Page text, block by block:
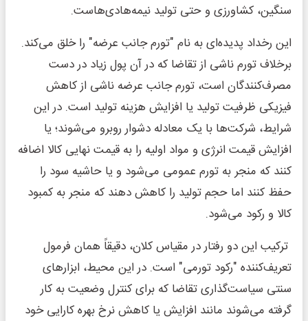
سنگین، کشاورزی و حتی تولید نیمه‌هادی‌هاست.
این رخداد پدیده‌ای به نام "تورم جانب عرضه" را خلق می‌کند.
برخلاف تورم ناشی از تقاضا که در آن پول زیاد در دست
مصرف‌کنندگان است، تورم جانب عرضه ناشی از کاهش
فیزیکی ظرفیت تولید یا افزایش هزینه تولید است. در این
شرایط، شرکت‌ها با یک معادله دشوار روبرو می‌شوند؛ یا
افزایش قیمت انرژی و مواد اولیه را به قیمت نهایی کالا اضافه
کنند که منجر به تورم عمومی می‌شود و یا حاشیه سود را
حفظ کنند اما حجم تولید را کاهش دهند که منجر به کمبود
کالا و رکود می‌شود.
ترکیب این دو رفتار در مقیاس کلان، دقیقاً همان فرمول
تعریف‌کننده "رکود تورمی" است. در این محیط، ابزارهای
سنتی سیاست‌گذاری تقاضا که برای کنترل وضعیت به کار
گرفته می‌شوند مانند افزایش یا کاهش نرخ بهره کارایی خود